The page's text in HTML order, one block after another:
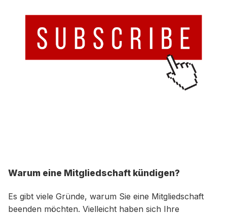
Warum eine Mitgliedschaft kündigen?
Es gibt viele Gründe, warum Sie eine Mitgliedschaft
beenden möchten. Vielleicht haben sich Ihre